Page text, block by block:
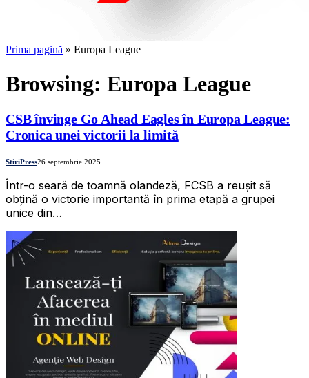
Prima pagină » Europa League
Browsing: Europa League
CSB învinge Go Ahead Eagles în Europa League:
Cronica unei victorii la limită
StiriPress26 septembrie 2025
Într-o seară de toamnă olandeză, FCSB a reușit să
obțină o victorie importantă în prima etapă a grupei
unice din…